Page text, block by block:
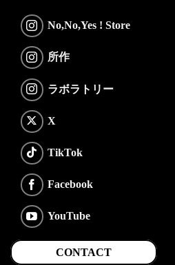
No,No,Yes ! Store
所作
ラボラトリー
X
TikTok
Facebook
YouTube
CONTACT